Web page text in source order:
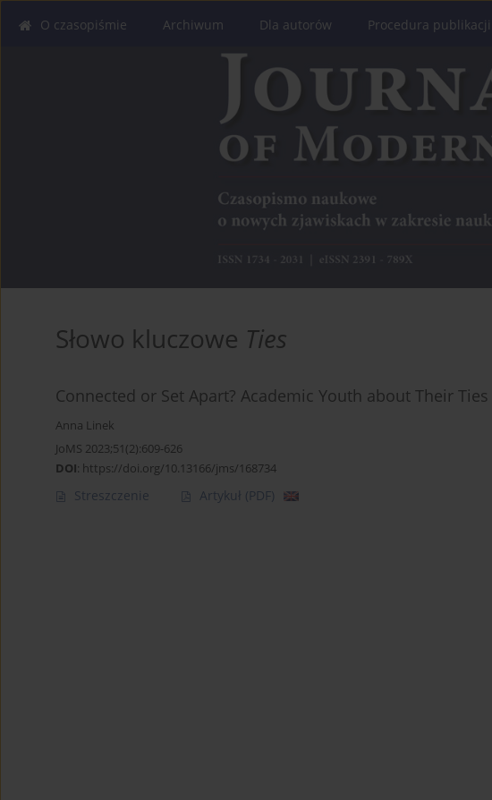
O czasopiśmie Archiwum Dla autorów Procedura publikacji
Słowo kluczowe Ties
Connected or Set Apart? Academic Youth about Their
Anna Linek
JoMS 2023;51(2):609-626
DOI: https://doi.org/10.13166/jms/168734
Streszczenie Artykuł (PDF)